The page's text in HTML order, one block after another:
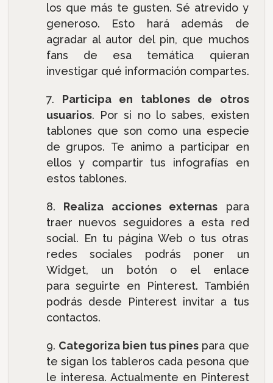
los que más te gusten. Sé atrevido y
generoso. Esto hará además de
agradar al autor del pin, que muchos
fans de esa temática quieran
investigar qué información compartes.
Participa en tablones de otros
usuarios. Por si no lo sabes, existen
tablones que son como una especie
de grupos. Te animo a participar en
ellos y compartir tus infografías en
estos tablones.
Realiza acciones externas para
traer nuevos seguidores a esta red
social. En tu página Web o tus otras
redes sociales podrás poner un
Widget, un botón o el enlace
para seguirte en Pinterest. También
podrás desde Pinterest invitar a tus
contactos.
Categoriza bien tus pines para que
te sigan los tableros cada pesona que
le interesa. Actualmente en Pinterest